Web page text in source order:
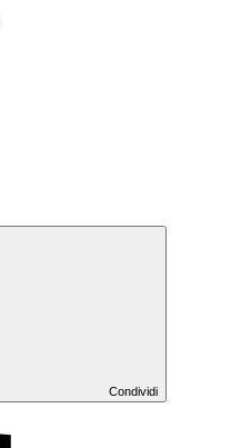
Condividi